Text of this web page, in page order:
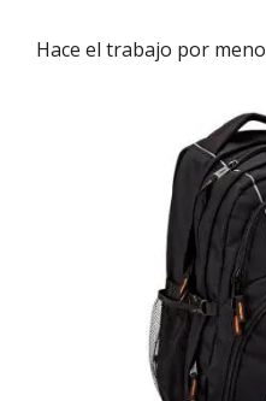
Hace el trabajo por